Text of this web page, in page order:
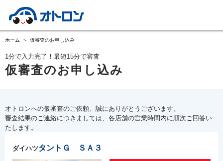
ホーム 仮審査のお申し込み
1分で入力完了！最短15分で審査
仮審査のお申し込み
オトロンへの仮審査のご依頼、誠にありがとうございます。
審査結果のご連絡につきましては、各店舗の営業時間内に順次ご回答い
たします。
ダイハツタントＧ ＳＡ３